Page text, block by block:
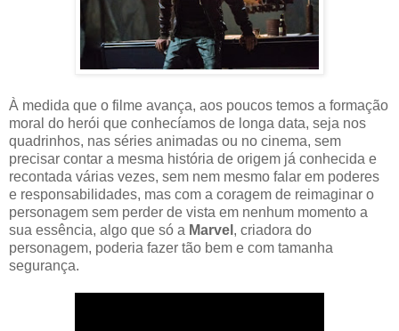
À medida que o filme avança, aos poucos temos a formação
moral do herói que conhecíamos de longa data, seja nos
quadrinhos, nas séries animadas ou no cinema, sem
precisar contar a mesma história de origem já conhecida e
recontada várias vezes, sem nem mesmo falar em poderes
e responsabilidades, mas com a coragem de reimaginar o
personagem sem perder de vista em nenhum momento a
sua essência, algo que só a Marvel , criadora do
personagem, poderia fazer tão bem e com tamanha
segurança.